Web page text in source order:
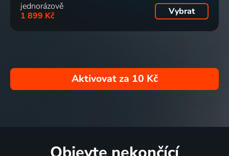
jednorázově
1 899 Kč
Vybrat
Aktivovat za 10 Kč